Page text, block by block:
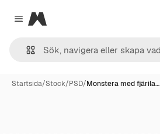
Close menu
Magnific
Startsida/Stock/PSD/Monstera med fjärila…